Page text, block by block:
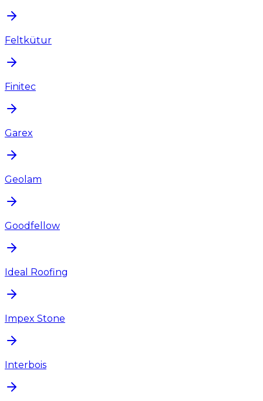
Feltkütur
Finitec
Garex
Geolam
Goodfellow
Ideal Roofing
Impex Stone
Interbois